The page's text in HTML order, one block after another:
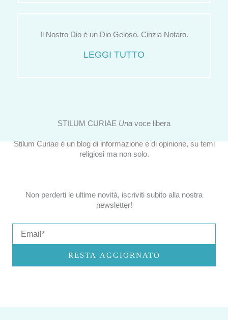
Il Nostro Dio è un Dio Geloso. Cinzia Notaro.
LEGGI TUTTO
STILUM CURIAE Una voce libera
Stilum Curiae è un blog di informazione e di opinione, su temi
religiosi ma non solo.
Non perderti le ultime novità, iscriviti subito alla nostra
newsletter!
RESTA AGGIORNATO